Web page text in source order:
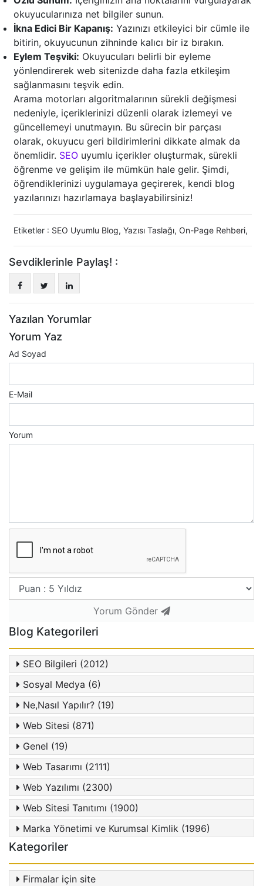
okuyucularınıza net bilgiler sunun.
İkna Edici Bir Kapanış: Yazınızı etkileyici bir cümle ile
bitirin, okuyucunun zihninde kalıcı bir iz bırakın.
Eylem Teşviki: Okuyucuları belirli bir eyleme
yönlendirerek web sitenizde daha fazla etkileşim
sağlanmasını teşvik edin.
Arama motorları algoritmalarının sürekli değişmesi
nedeniyle, içeriklerinizi düzenli olarak izlemeyi ve
güncellemeyi unutmayın. Bu sürecin bir parçası
olarak, okuyucu geri bildirimlerini dikkate almak da
önemlidir. SEO uyumlu içerikler oluşturmak, sürekli
öğrenme ve gelişim ile mümkün hale gelir. Şimdi,
öğrendiklerinizi uygulamaya geçirerek, kendi blog
yazılarınızı hazırlamaya başlayabilirsiniz!
Etiketler : SEO Uyumlu Blog, Yazısı Taslağı, On-Page Rehberi,
Sevdiklerinle Paylaş! :
Yazılan Yorumlar
Yorum Yaz
Ad Soyad
E-Mail
Yorum
Yorum Gönder
Blog Kategorileri
SEO Bilgileri (2012)
Sosyal Medya (6)
Ne,Nasıl Yapılır? (19)
Web Sitesi (871)
Genel (19)
Web Tasarımı (2111)
Web Yazılımı (2300)
Web Sitesi Tanıtımı (1900)
Marka Yönetimi ve Kurumsal Kimlik (1996)
Kategoriler
Firmalar için site